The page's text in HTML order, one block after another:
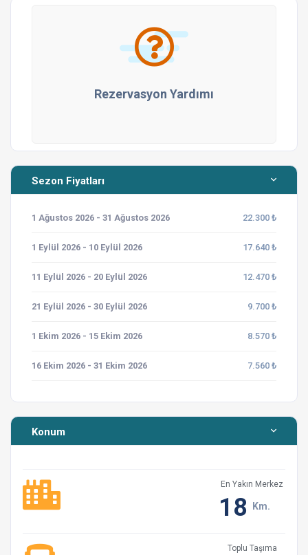
Rezervasyon Yardımı
Sezon Fiyatları
1 Ağustos 2026 - 31 Ağustos 2026 22.300 ₺
1 Eylül 2026 - 10 Eylül 2026 17.640 ₺
11 Eylül 2026 - 20 Eylül 2026 12.470 ₺
21 Eylül 2026 - 30 Eylül 2026 9.700 ₺
1 Ekim 2026 - 15 Ekim 2026 8.570 ₺
16 Ekim 2026 - 31 Ekim 2026 7.560 ₺
Konum
En Yakın Merkez
18 Km.
Toplu Taşıma